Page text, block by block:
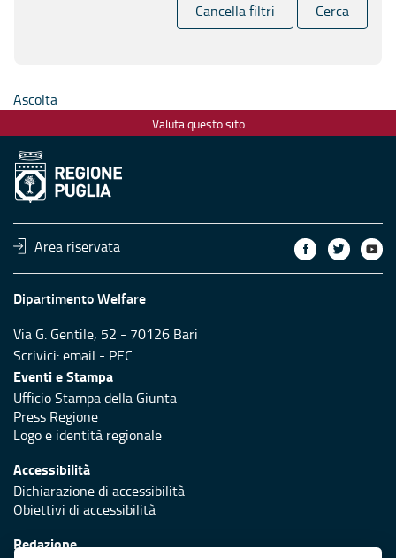
Cancella filtri Cerca
Ascolta
Valuta questo sito
Area riservata
Dipartimento Welfare
Via G. Gentile, 52 - 70126 Bari
Scrivici:email - PEC
Eventi e Stampa
Ufficio Stampa della Giunta
Press Regione
Logo e identità regionale
Accessibilità
Dichiarazione di accessibilità
Obiettivi di accessibilità
Redazione